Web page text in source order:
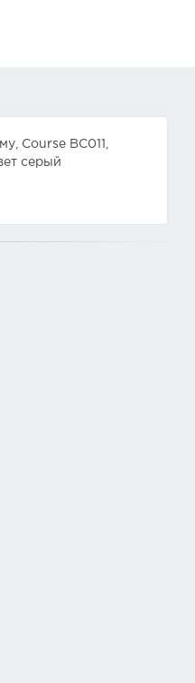
Course ВС011,
серый